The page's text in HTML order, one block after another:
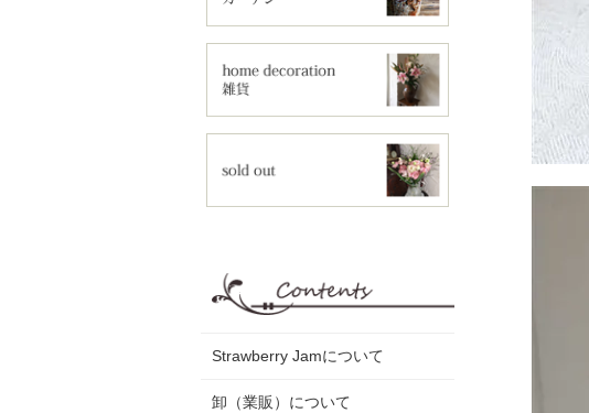
Strawberry Jamについて
卸（業販）について